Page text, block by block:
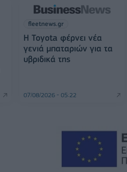
fleetnews.gr
Η Toyota φέρνει νέα
γενιά μπαταριών για τα
υβριδικά της
07/08/2026 - 05:22